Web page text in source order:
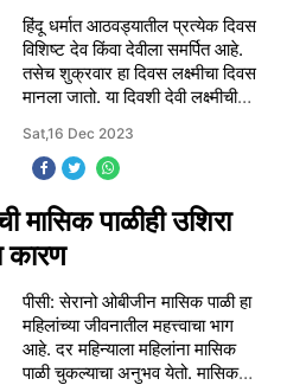
हिंदू धर्मात आठवड्यातील प्रत्येक दिवस
विशिष्ट देव किंवा देवीला समर्पित आहे.
तसेच शुक्रवार हा दिवस लक्ष्मीचा दिवस
मानला जातो. या दिवशी देवी लक्ष्मीची
केल्याने ती प्रसन्न
Sat,16 Dec 2023
मासिक पाळीही उशिरा
कारण
पीसी: सेरानो ओबीजीन मासिक पाळी हा
महिलांच्या जीवनातील महत्त्वाचा भाग
आहे. दर महिन्याला महिलांना मासिक
पाळी चुकल्याचा अनुभव येतो. मासिक